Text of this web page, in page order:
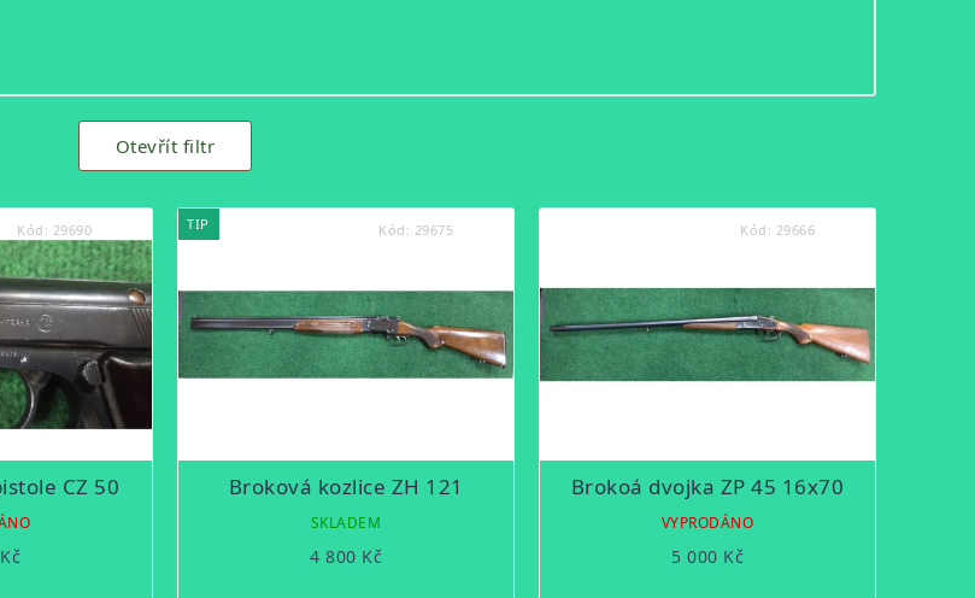
Otevřít filtr
CZ 50
Kód: 29690 TIP
Broková kozlice ZH 121
SKLADEM
4 800 Kč
Kód: 29675
Brokoá dvojka ZP 45 16x70
VYPRODÁNO
5 000 Kč
Kód: 29666